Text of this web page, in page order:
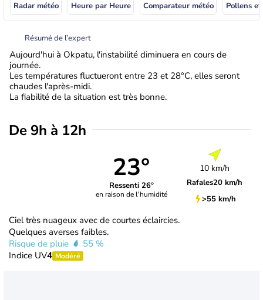
Radar météo Heure par Heure Comparateur météo Pollens
Résumé de l’expert
Aujourd'hui à Okpatu, l'instabilité diminuera en cours de
journée.
Les températures fluctueront entre 23 et 28°C, elles seront
chaudes l'après-midi.
La fiabilité de la situation est très bonne.
De 9h à 12h
23°
Ressenti 26°
en raison de l'humidité
10 km/h
Rafales20 km/h
>55 km/h
Ciel très nuageux avec de courtes éclaircies.
Quelques averses faibles.
Risque de pluie
55 %
Indice UV4 Modéré